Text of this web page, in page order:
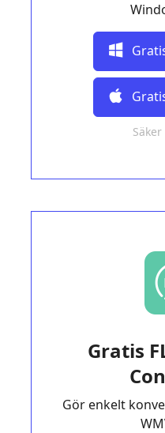
Gratis
Gör enkelt